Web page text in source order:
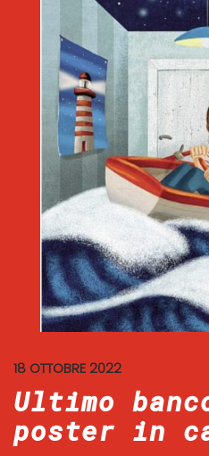
18 OTTOBRE 2022
Ultimo
poster in